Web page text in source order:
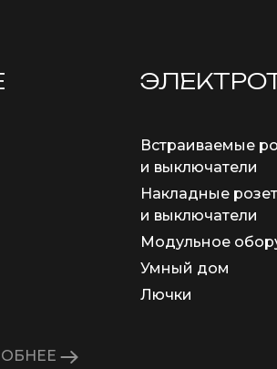
Встраиваемые
и выключатели
Накладные
и выключатели
Модульное
Умный дом
Лючки